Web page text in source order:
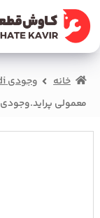
پرش
به
ناوبری
پرش
به
محتوا
صفحه اصلی
سبد خرید
درباره ما
تماس با ما
خانه وجودی Vojoodi
معمولی پراید.وجودی